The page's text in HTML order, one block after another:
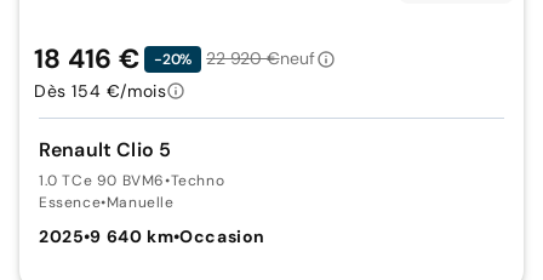
Renault Clio 5
1.0 TCe 90 BVM6•Techno
Essence•Manuelle
2025•9 640 km•Occasion
18 416 € -20% 22 920 €neuf
Dès 154 €/mois